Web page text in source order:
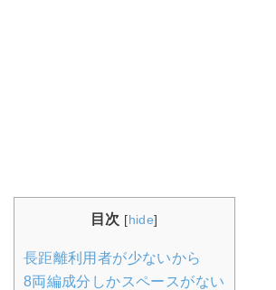
目次 [hide]
長距離利用者が少ないから
8両編成分しかスペースがない